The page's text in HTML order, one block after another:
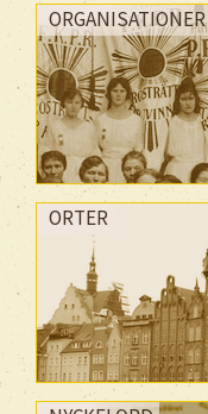
ORGANISATIONER
ORTER